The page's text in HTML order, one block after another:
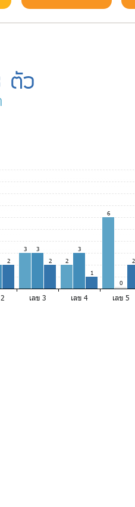
ตัว
2
3
3
2
2
3
1
6
0
2
เลข 3 เลข 4 เลข 5